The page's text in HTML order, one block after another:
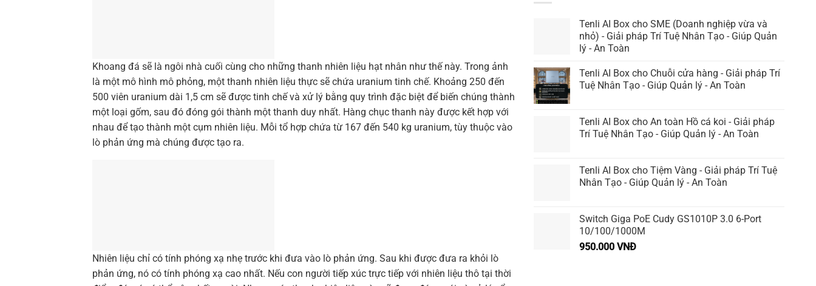
Khoang đá sẽ là ngôi nhà cuối cùng cho những thanh nhiên liệu hạt nhân như thế này. Trong ảnh
là một mô hình mô phỏng, một thanh nhiên liệu thực sẽ chứa uranium tinh chế. Khoảng 250 đến
500 viên uranium dài 1,5 cm sẽ được tinh chế và xử lý bằng quy trình đặc biệt để biến chúng thành
một loại gốm, sau đó đóng gói thành một thanh duy nhất. Hàng chục thanh này được kết hợp với
nhau để tạo thành một cụm nhiên liệu. Mỗi tổ hợp chứa từ 167 đến 540 kg uranium, tùy thuộc vào
lò phản ứng mà chúng được tạo ra.
Nhiên liệu chỉ có tính phóng xạ nhẹ trước khi đưa vào lò phản ứng. Sau khi được đưa ra khỏi lò
phản ứng, nó có tính phóng xạ cao nhất. Nếu con người tiếp xúc trực tiếp với nhiên liệu thô tại thời
Tenli AI Box cho SME (Doanh nghiệp vừa và
nhỏ) - Giải pháp Trí Tuệ Nhân Tạo - Giúp Quản
lý - An Toàn
Tenli AI Box cho Chuỗi cửa hàng - Giải pháp Trí
Tuệ Nhân Tạo - Giúp Quản lý - An Toàn
Tenli AI Box cho An toàn Hồ cá koi - Giải pháp
Trí Tuệ Nhân Tạo - Giúp Quản lý - An Toàn
Tenli AI Box cho Tiệm Vàng - Giải pháp Trí Tuệ
Nhân Tạo - Giúp Quản lý - An Toàn
Switch Giga PoE Cudy GS1010P 3.0 6-Port
10/100/1000M
950.000 VNĐ